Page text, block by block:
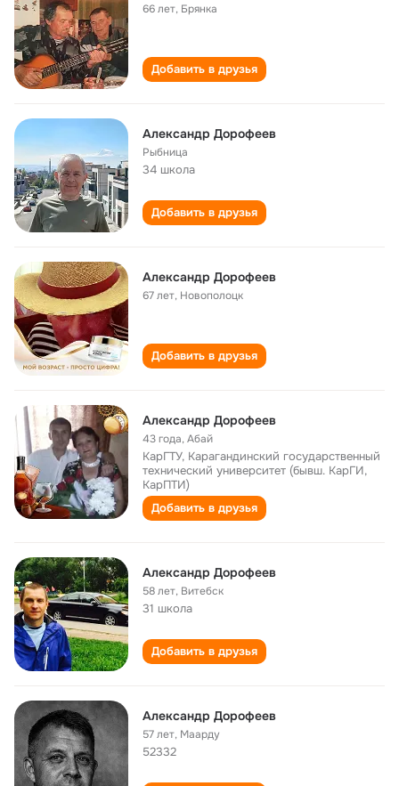
66 лет, Брянка
Добавить в друзья
Александр Дорофеев
Рыбница
34 школа
Добавить в друзья
Александр Дорофеев
67 лет, Новополоцк
Добавить в друзья
Александр Дорофеев
43 года,Абай
КарГТУ, Карагандинский государственный
технический университет (бывш. КарГИ,
КарПТИ)
Добавить в друзья
Александр Дорофеев
58 лет, Витебск
31 школа
Добавить в друзья
Александр Дорофеев
57 лет, Маарду
52332